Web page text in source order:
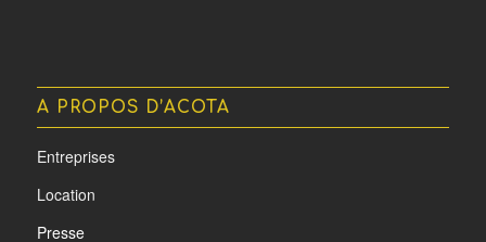
A PROPOS D’ACOTA
Entreprises
Location
Presse